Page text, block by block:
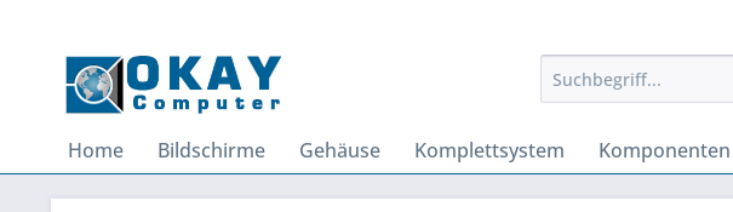
Home Bildschirme Gehäuse Komplettsystem Komponenten